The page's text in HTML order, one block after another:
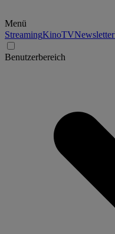
Menü
StreamingKinoTVNewsletter
Benutzerbereich